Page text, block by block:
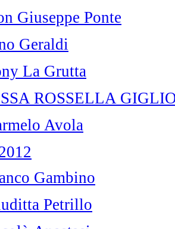
Giuseppe Ponte
Geraldi
La Grutta
ROSSELLA
Avola
Gambino
Petrillo